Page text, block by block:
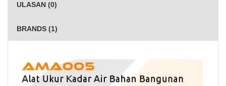
ULASAN (0)
BRANDS (1)